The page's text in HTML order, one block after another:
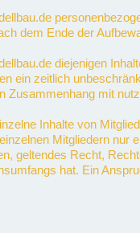
dem Ende der
diejenigen
ein zeitlich
Zusammenhang mit
Inhalte von
Mitgliedern nur
geltendes Recht,
hat. Ein